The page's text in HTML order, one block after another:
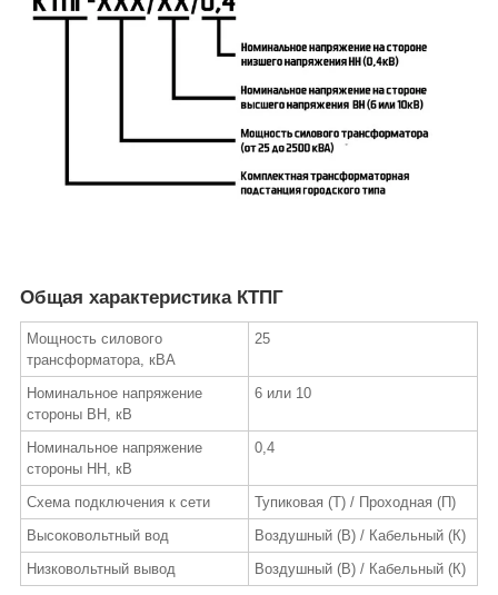
Общая характеристика КТПГ
Мощность силового
трансформатора, кВА
25
Номинальное напряжение
стороны ВН, кВ
6 или 10
Номинальное напряжение
стороны НН, кВ
0,4
Схема подключения к сети
Тупиковая (Т) / Проходная (П)
Высоковольтный вод
Воздушный (В) / Кабельный (К)
Низковольтный вывод
Воздушный (В) / Кабельный (К)